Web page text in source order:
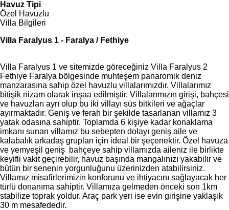
Havuz Tipi
Özel Havuzlu
Villa Bilgileri
Villa Faralyus 1 - Faralya / Fethiye
Villa Faralyus 1 ve sitemizde göreceğiniz Villa Faralyus 2
Fethiye Faralya bölgesinde muhteşem panaromik deniz
manzarasına sahip özel havuzlu villalarımızdır. Villalarımız
bitişik nizam olarak inşaa edilmiştir. Villalarımızın girişi, bahçesi
ve havuzları ayrı olup bu iki villayı süs bitkileri ve ağaçlar
ayırmaktadır. Geniş ve ferah bir şekilde tasarlanan villamız 3
yatak odasına sahiptir. Toplamda 6 kişiye kadar konaklama
imkanı sunan villamız bu sebepten dolayı geniş aile ve
kalabalık arkadaş grupları için ideal bir şeçenektir. Özel havuza
ve yemyeşil geniş bahçeye sahip villamızda aileniz ile birlikte
keyifli vakit geçirebilir, havuz başında mangalınızı yakabilir ve
bütün bir senenin yorgunluğunu üzerinizden atabilirsiniz.
Villamız misafirlerimizin konforunu ve ihtiyacını sağlayacak her
türlü donanıma sahiptir. Villamıza gelmeden önceki son 1km
stabilize toprak yoldur. Araç park yeri ise evin girişine yaklaşık
30 m mesafededir.